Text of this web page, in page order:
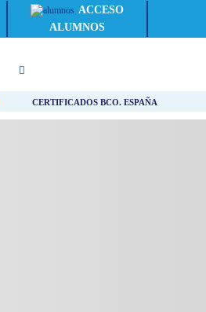
ACCESO
ALUMNOS
CERTIFICADOS BCO. ESPAÑA